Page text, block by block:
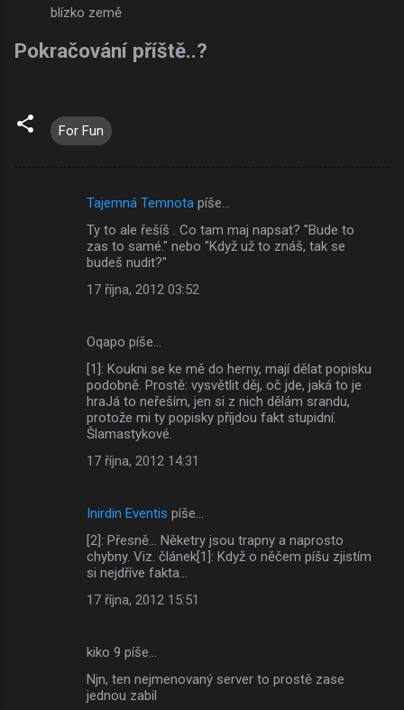
blízko země
Pokračování příště..?
For Fun
Tajemná Temnota píše…
Ty to ale řešíš . Co tam maj napsat? "Bude to
zas to samé." nebo "Když už to znáš, tak se
budeš nudit?"
17 října, 2012 03:52
Oqapo píše…
[1]: Koukni se ke mě do herny, mají dělat popisku
podobně. Prostě: vysvětlit děj, oč jde, jaká to je
hraJá to neřeším, jen si z nich dělám srandu,
protože mi ty popisky příjdou fakt stupidní.
Šlamastykové.
17 října, 2012 14:31
Inirdin Eventis píše…
[2]: Přesně... Něketry jsou trapny a naprosto
chybny. Viz. článek[1]: Když o něčem píšu zjistím
si nejdříve fakta...
17 října, 2012 15:51
kiko 9 píše…
Njn, ten nejmenovaný server to prostě zase
jednou zabil